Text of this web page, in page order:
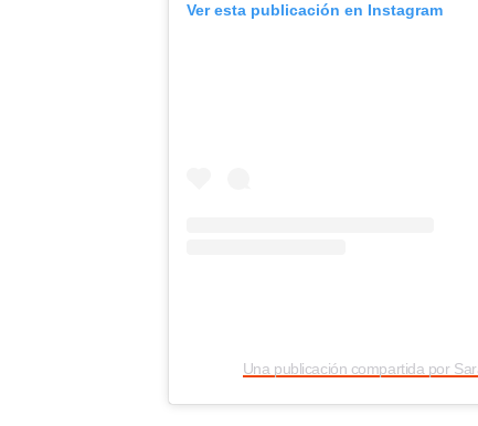
Ver esta publicación en Instagram